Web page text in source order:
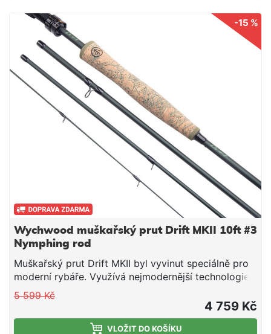
-15 %
Wychwood muškařský prut Drift MKII 10ft #3
Nymphing rod
Muškařský prut Drift MKII byl vyvinut speciálně pro
moderní rybáře. Využívá nejmodernější technologie s
použitím vysokého stupně multi-modulovaného
uhlíkového materiálu, je neuvěřitelně lehký a lze si
vybrat hned z několika modelů dle konkrétních
5 599 Kč
4 759 Kč
VLOŽIT DO KOŠÍKU